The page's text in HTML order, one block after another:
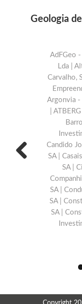
Geologia
AdFGeo
Lda |
Carvalho,
Argonvia -
|
Candido
SA |
SA |
SA |
SA |
SA |